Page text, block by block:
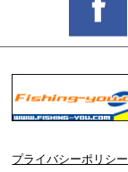
プライバシーポリシー